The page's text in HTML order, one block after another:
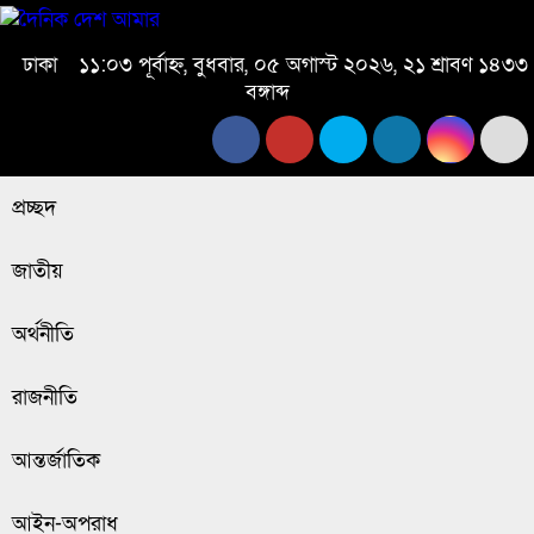
ঢাকা
১১:০৩ পূর্বাহ্ন, বুধবার, ০৫ অগাস্ট ২০২৬, ২১ শ্রাবণ ১৪৩৩
বঙ্গাব্দ
প্রচ্ছদ
জাতীয়
অর্থনীতি
রাজনীতি
আন্তর্জাতিক
আইন-অপরাধ